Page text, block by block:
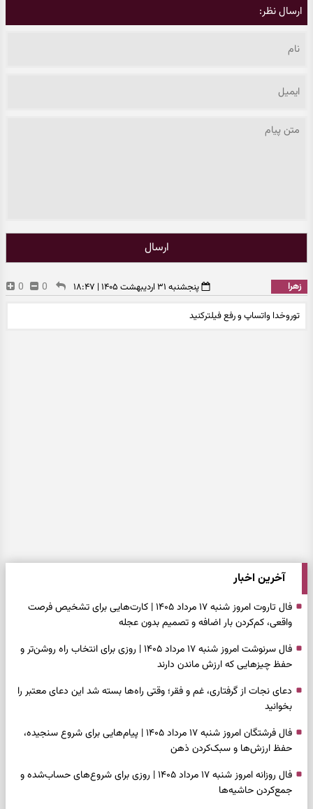
ارسال نظر:
ارسال
زهرا پنجشنبه ۳۱ اردیبهشت ۱۴۰۵ | ۱۸:۴۷ 0
0
توروخدا واتساپ و رفع فیلترکنید
آخرین اخبار
فال تاروت امروز شنبه ۱۷ مرداد ۱۴۰۵ | کارت‌هایی برای تشخیص فرصت
واقعی، کم‌کردن بار اضافه و تصمیم بدون عجله
فال سرنوشت امروز شنبه ۱۷ مرداد ۱۴۰۵ | روزی برای انتخاب راه روشن‌تر و
حفظ چیزهایی که ارزش ماندن دارند
دعای نجات از گرفتاری، غم و فقر؛ وقتی راه‌ها بسته شد این دعای معتبر را
بخوانید
فال فرشتگان امروز شنبه ۱۷ مرداد ۱۴۰۵ | پیام‌هایی برای شروع سنجیده،
حفظ ارزش‌ها و سبک‌کردن ذهن
فال روزانه امروز شنبه ۱۷ مرداد ۱۴۰۵ | روزی برای شروع‌های حساب‌شده و
جمع‌کردن حاشیه‌ها